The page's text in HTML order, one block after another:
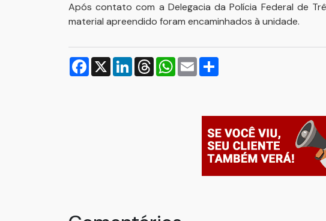
Após contato com a Delegacia da Polícia Federal de
material apreendido foram encaminhados à unidade.
Facebook
X LinkedInThreadsWhatsApp
Email